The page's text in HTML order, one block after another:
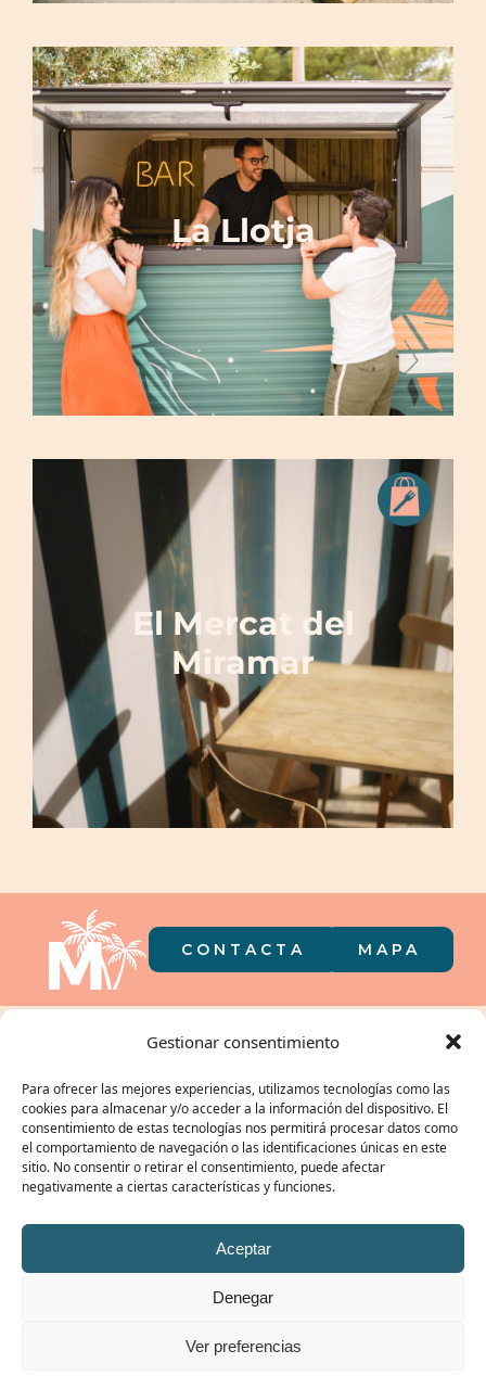
Gestionar consentimiento
Para ofrecer las mejores experiencias, utilizamos tecnologías como las
cookies para almacenar y/o acceder a la información del dispositivo. El
consentimiento de estas tecnologías nos permitirá procesar datos como
el comportamiento de navegación o las identificaciones únicas en este
sitio. No consentir o retirar el consentimiento, puede afectar
negativamente a ciertas características y funciones.
Aceptar
Denegar
Ver preferencias
La Llotja
El Mercat del
Miramar
CONTACTA MAPA
El càmping a
EL NOSTRE GRUP:
POLÍTICA DE COOKIES|AVÍS LEGAL